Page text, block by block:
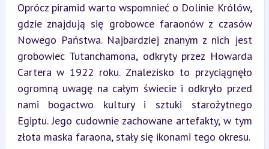
Oprócz piramid warto wspomnieć o Dolinie Królów,
gdzie znajdują się grobowce faraonów z czasów
Nowego Państwa. Najbardziej znanym z nich jest
grobowiec Tutanchamona, odkryty przez Howarda
Cartera w 1922 roku. Znalezisko to przyciągnęło
ogromną uwagę na całym świecie i odkryło przed
nami bogactwo kultury i sztuki starożytnego
Egiptu. Jego cudownie zachowane artefakty, w tym
złota maska faraona, stały się ikonami tego okresu.